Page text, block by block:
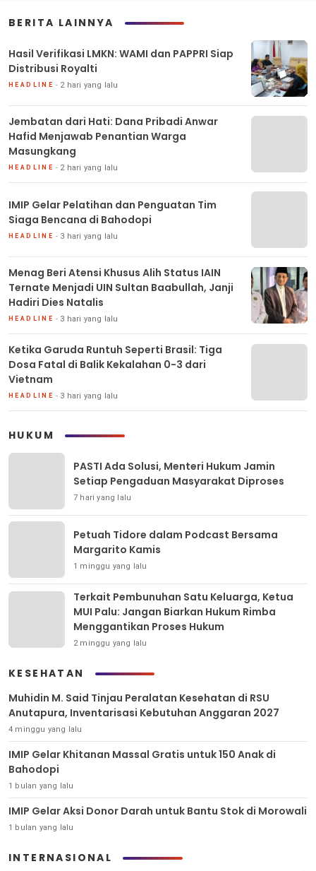
BERITA LAINNYA
Hasil Verifikasi LMKN: WAMI dan PAPPRI Siap
Distribusi Royalti
HEADLINE 2 hari yang lalu
Jembatan dari Hati: Dana Pribadi Anwar
Hafid Menjawab Penantian Warga
Masungkang
HEADLINE 2 hari yang lalu
IMIP Gelar Pelatihan dan Penguatan Tim
Siaga Bencana di Bahodopi
HEADLINE 3 hari yang lalu
Menag Beri Atensi Khusus Alih Status IAIN
Ternate Menjadi UIN Sultan Baabullah, Janji
Hadiri Dies Natalis
HEADLINE 3 hari yang lalu
Ketika Garuda Runtuh Seperti Brasil: Tiga
Dosa Fatal di Balik Kekalahan 0-3 dari
Vietnam
HEADLINE 3 hari yang lalu
HUKUM
PASTI Ada Solusi, Menteri Hukum Jamin
Setiap Pengaduan Masyarakat Diproses
7 hari yang lalu
Petuah Tidore dalam Podcast Bersama
Margarito Kamis
1 minggu yang lalu
Terkait Pembunuhan Satu Keluarga, Ketua
MUI Palu: Jangan Biarkan Hukum Rimba
Menggantikan Proses Hukum
2 minggu yang lalu
KESEHATAN
Muhidin M. Said Tinjau Peralatan Kesehatan di RSU
Anutapura, Inventarisasi Kebutuhan Anggaran 2027
4 minggu yang lalu
IMIP Gelar Khitanan Massal Gratis untuk 150 Anak di
Bahodopi
1 bulan yang lalu
IMIP Gelar Aksi Donor Darah untuk Bantu Stok di Morowali
1 bulan yang lalu
INTERNASIONAL